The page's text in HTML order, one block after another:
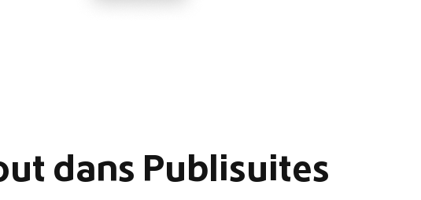
dans Publisuites